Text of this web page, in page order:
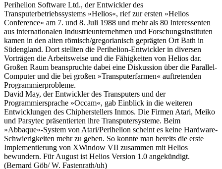
Perihelion Software Ltd., der Entwickler des
Transputerbetriebssystems »Helios«, rief zur ersten »Helios
Conference« am 7. und 8. Juli 1988 und mehr als 80 Interessenten
aus internationalen Industrieunternehmen und Forschungsinstituten
kamen in den alten römisch/gregorianisch geprägten Ort Bath in
Südengland. Dort stellten die Perihelion-Entwickler in diversen
Vorträgen die Arbeitsweise und die Fähigkeiten von Helios dar.
Großen Raum beanspruchte dabei eine Diskussion über die Parallel-
Computer und die bei großen »Transputerfarmen« auftretenden
Programmierprobleme.
David May, der Entwickler des Transputers und der
Programmiersprache »Occam«, gab Einblick in die weiteren
Entwicklungen des Chipherstellers Inmos. Die Firmen Atari, Meiko
und Parsytec präsentierten ihre Transputersysteme. Beim
»Abbaque«-System von Atari/Perihelion scheint es keine Hardware-
Schwierigkeiten mehr zu geben. So konnte man bereits die erste
Implementierung von XWindow VII zusammen mit Helios
bewundern. Für August ist Helios Version 1.0 angekündigt.
(Bernard Göb/ W. Fastenrath/uh)